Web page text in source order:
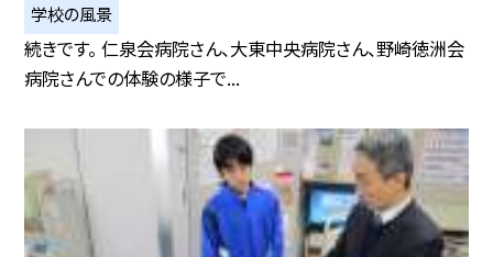
学校の風景
続きです。 仁泉会病院さん、大東中央病院さん、野崎徳洲会
病院さんでの体験の様子で...